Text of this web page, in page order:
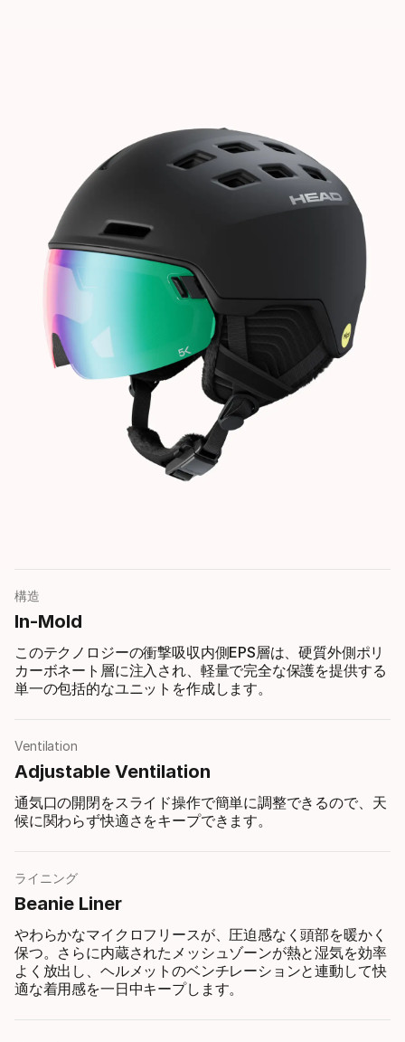
構造
In-Mold
このテクノロジーの衝撃吸収内側EPS層は、硬質外側ポリ
カーボネート層に注入され、軽量で完全な保護を提供する
単一の包括的なユニットを作成します。
Ventilation
Adjustable Ventilation
通気口の開閉をスライド操作で簡単に調整できるので、天
候に関わらず快適さをキープできます。
ライニング
Beanie Liner
やわらかなマイクロフリースが、圧迫感なく頭部を暖かく
保つ。さらに内蔵されたメッシュゾーンが熱と湿気を効率
よく放出し、ヘルメットのベンチレーションと連動して快
適な着用感を一日中キープします。